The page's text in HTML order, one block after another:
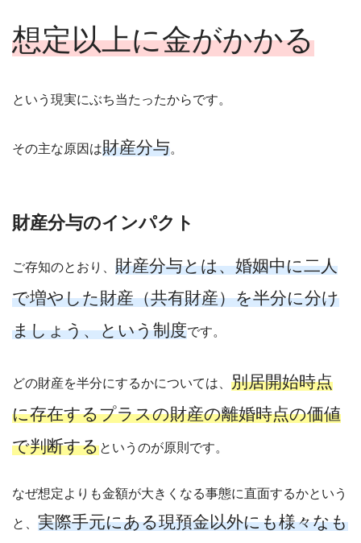
想定以上に金がかかる
という現実にぶち当たったからです。
その主な原因は財産分与。
財産分与のインパクト
ご存知のとおり、 財産分与とは、婚姻中に二人
で増やした財産（共有財産）を半分に分け
ましょう、という制度です。
どの財産を半分にするかについては、 別居開始時点
に存在するプラスの財産の離婚時点の価値
で判断するというのが原則です。
なぜ想定よりも金額が大きくなる事態に直面するかという
と、 実際手元にある現預金以外にも様々なも